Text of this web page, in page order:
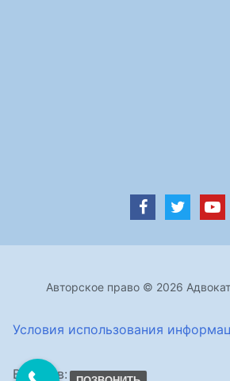
Авторское право © 2026
Условия использования
Визитов: